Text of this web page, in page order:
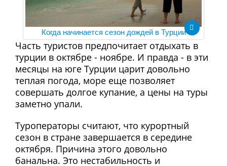
Когда начинается сезон дождей в Турции
Часть туристов предпочитает отдыхать в
турции в октябре - ноябре. И правда - в эти
месяцы на юге Турции царит довольно
теплая погода, море еще позволяет
совершать долгое купание, а цены на туры
заметно упали.
Туроператоры считают, что курортный
сезон в стране завершается в середине
октября. Причина этого довольно
банальна. Это нестабильность и